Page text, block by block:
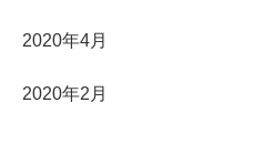
2020年4月
2020年2月